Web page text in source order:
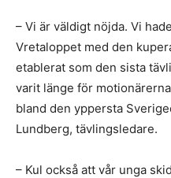
– Vi är väldigt nöjda. Vi
Vretaloppet med den
etablerat som den sista
varit länge för
bland den yppersta
Lundberg, tävlingsledare.
– Kul också att vår unga